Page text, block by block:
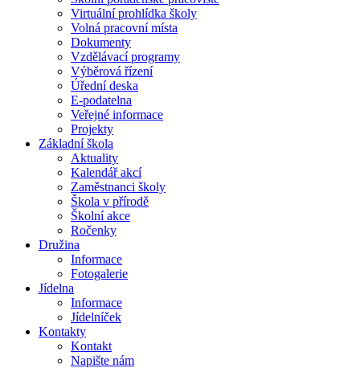
Virtuální prohlídka školy
Volná pracovní místa
Dokumenty
Vzdělávací programy
Výběrová řízení
Úřední deska
E-podatelna
Veřejné informace
Projekty
Základní škola
Aktuality
Kalendář akcí
Zaměstnanci školy
Škola v přírodě
Školní akce
Ročenky
Družina
Informace
Fotogalerie
Jídelna
Informace
Jídelníček
Kontakty
Kontakt
Napište nám